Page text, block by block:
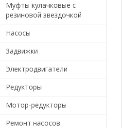
Муфты кулачковые с
резиновой звездочкой
Насосы
Задвижки
Электродвигатели
Редукторы
Мотор-редукторы
Ремонт насосов